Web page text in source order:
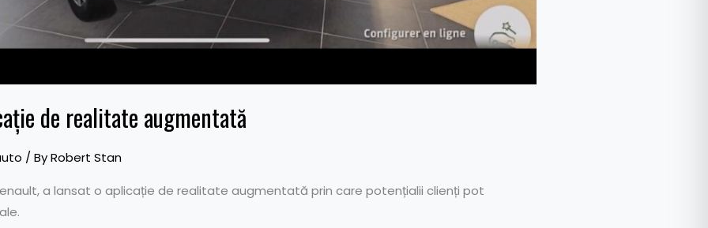
de realitate augmentată
/ ByRobert Stan
a lansat o aplicație de realitate augmentată prin care potențialii clienți pot